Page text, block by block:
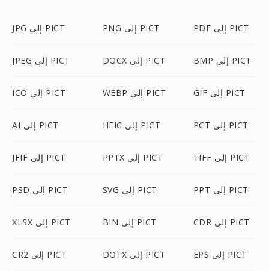
JPG إلى PICT PNG إلى PICT PDF إلى PICT
JPEG إلى PICT DOCX إلى PICT BMP إلى PICT
ICO إلى PICT WEBP إلى PICT GIF إلى PICT
AI إلى PICT HEIC إلى PICT PCT إلى PICT
JFIF إلى PICT PPTX إلى PICT TIFF إلى PICT
PSD إلى PICT SVG إلى PICT PPT إلى PICT
XLSX إلى PICT BIN إلى PICT CDR إلى PICT
CR2 إلى PICT DOTX إلى PICT EPS إلى PICT